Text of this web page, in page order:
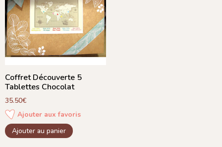
Coffret Découverte 5
Tablettes Chocolat
35.50€
Ajouter aux favoris
Ajouter au panier